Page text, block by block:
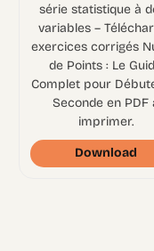
série statistique à
variables –
exercices corrigés
de Points : Le
Complet pour
Seconde en PDF
imprimer.
Download